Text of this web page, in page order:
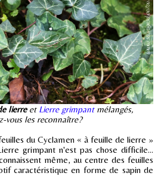
lierreet Lierre grimpantmélangés,
vous les reconnaître?
du Cyclamen « à feuille de lierre »
grimpant n'est pas chose difficile...
même, au centre des feuilles
caractéristique en forme de sapin de